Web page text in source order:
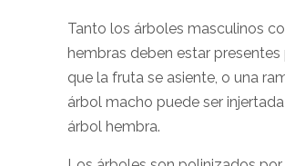
Tanto los árboles masculinos
hembras deben estar presentes
que la fruta se asiente, o una
árbol macho puede ser
árbol hembra.